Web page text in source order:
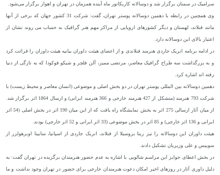
سرامیک در سمنان برگزار شد و دوسالانه کاریکاتور ماه آینده همزمان در تهران و اهواز برگزار می‌شود.
وی همچنین در رابطه با دهمین دوسالانه پوستر تهران، گفت: شرکت 31 کشور جهان که برخی از آنها
مانند فنلاند، لهستان و دیگر کشورهای اروپایی از مراکز مهم هنر گرافیک به حساب می روند نشان از
اعتبار بالای این دوسالانه دارد.
در ادامه برنامه انریک جاردی هنرمند فنلاندی و از اعضای هیئت داوران بیانیه هیئت داوران را قرائت کرد
و به بزرگداشت سه طراح گرافیک معاصر، مرتضی ممیز، آلن فلچر و شیکو فوکودا که به تازگی از دنیا
رفته اند اشاره کرد.
دهمین دوسالانه بین المللی پوستر تهران در دو بخش اصلی و موضوعی (انسان معاصر و محیط زیست) با
شرکت 793 هنرمند (متشکل از 427 هنرمند خارجی و 366 هنرمند ایرانی) و ارسال 1864 اثر برگزار شد.
از میان آثار ارسالی 275 اثر به بخش نمایشگاه راه یافت که از این میان 190 اثر در بخش اصلی (54 اثر
ایرانی و 136 اثر خارجی) و 85 اثر در بخش موضوعی (33 اثر ایرانی و 52 اثر خارجی) بودند.
هیئت داوران این دوسالانه را نیز ریتا بروسیلا از فنلاند، انریک جاردی از اسپانیا، سابینا اوبرهولزر از
سوییس و علی وزیریان تشکیل دادند.
در بخش اعطای جوایز این مراسم شالویی با اشاره به عدم حضور هنرمندان برگزیده در تهران گفت: به
دلیل داوری آثار در روزهای اخیر امکان دعوت هنرمندان خارجی برای حضور در تهران وجود نداشت و ما